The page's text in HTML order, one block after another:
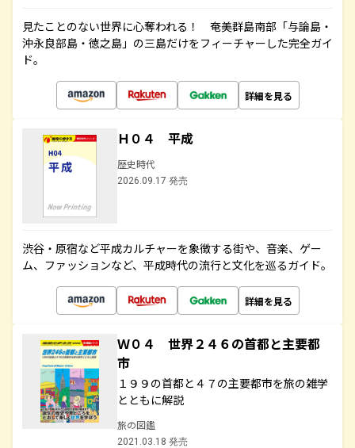
見たことのない世界に心奪われる！ 奄美群島南部「与論島・
沖永良部島・徳之島」の三島だけをフィーチャーした完全ガイ
ド。
詳細を見る
Ｈ０４ 平成
歴史時代
2026.09.17 発売
渋谷・原宿など平成カルチャーを象徴する街や、音楽、ゲー
ム、ファッションなど、平成時代の流行と文化を巡るガイド。
詳細を見る
Ｗ０４ 世界２４６の首都と主要都
市
１９９の首都と４７の主要都市を旅の雑学
とともに解説
旅の図鑑
2021.03.18 発売